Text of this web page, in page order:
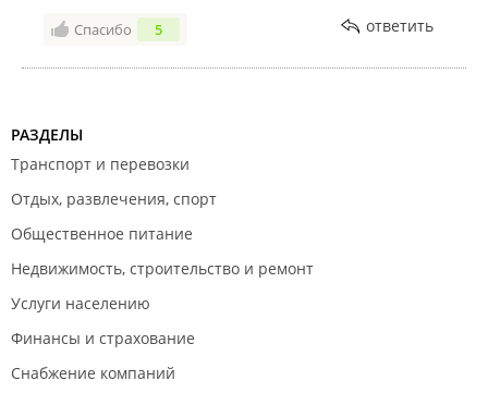
Спасибо 5 ответить
РАЗДЕЛЫ
Транспорт и перевозки
Отдых, развлечения, спорт
Общественное питание
Недвижимость, строительство и ремонт
Услуги населению
Финансы и страхование
Снабжение компаний